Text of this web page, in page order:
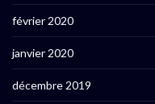
février 2020
janvier 2020
décembre 2019